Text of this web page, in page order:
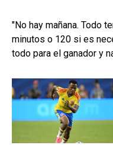
"No hay mañana. Todo
minutos o 120 si es
todo para el ganador y